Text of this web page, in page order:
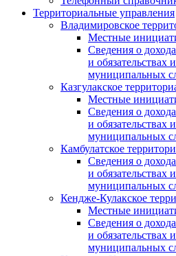
Территориальные управления
Владимировское
Местные
Сведения о
и обязательствах
муниципальных
Казгулакское
Местные
Сведения о
и обязательствах
муниципальных
Камбулатское
Сведения о
и обязательствах
муниципальных
Кендже-Кулакское
Местные
Сведения о
и обязательствах
муниципальных